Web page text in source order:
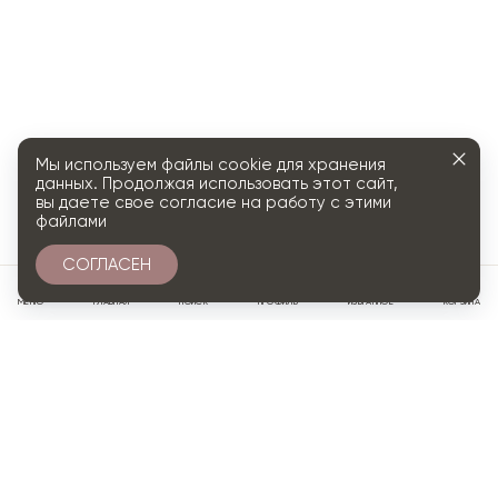
МЕНЮ ГЛАВНАЯ ПОИСК ПРОФИЛЬ ИЗБРАННОЕ КОРЗИНА
Мы используем файлы cookie для хранения
данных. Продолжая использовать этот сайт,
вы даете свое согласие на работу с этими
файлами
СОГЛАСЕН